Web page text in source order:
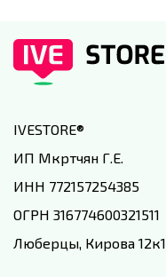
IVESTORE®
ИП Мкртчян Г.Е.
ИНН 772157254385
ОГРН 316774600321511
Люберцы, Кирова 12к1